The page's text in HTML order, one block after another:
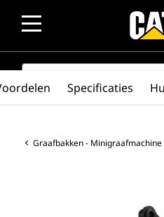
SEARCH
Graafbakken - Minigraafmachine
Specificaties